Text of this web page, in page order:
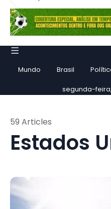
Mundo Brasil
segunda-
Estados
59 Articles